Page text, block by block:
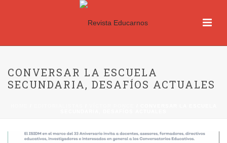
CONVERSAR LA ESCUELA
SECUNDARIA, DESAFÍOS ACTUALES